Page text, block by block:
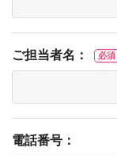
ご担当者名： 必須
電話番号：